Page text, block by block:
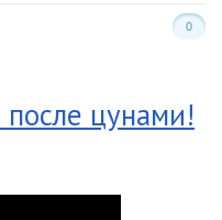
0
цунами!